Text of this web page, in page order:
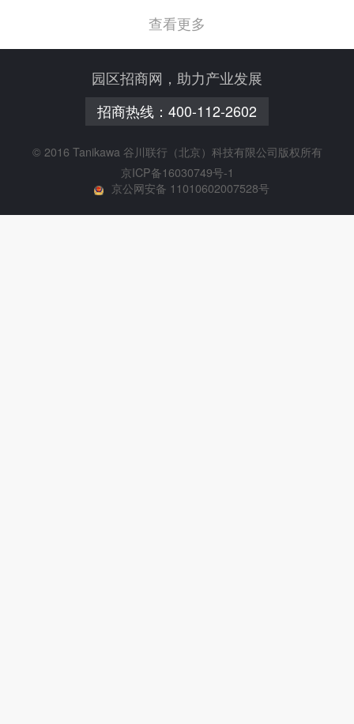
于构建开放包容、创新驱查看更多
园区招商网，助力产业发展
招商热线： 400-112-2602
© 2016 Tanikawa 谷川联行（北京）科技有限公司版权所有
京ICP备16030749号-1
京公网安备 11010602007528号